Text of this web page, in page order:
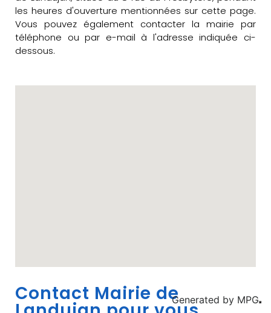
les heures d'ouverture mentionnées sur cette page.
Vous pouvez également contacter la mairie par
téléphone ou par e-mail à l'adresse indiquée ci-
dessous.
Contact Mairie deGenerated by MPG